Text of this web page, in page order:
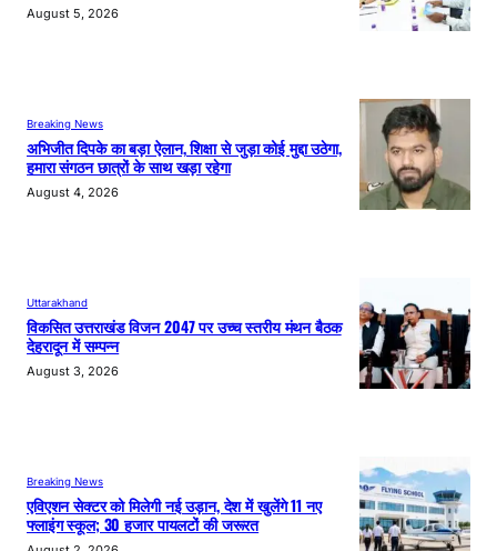
August 5, 2026
Breaking News
अभिजीत दिपके का बड़ा ऐलान, शिक्षा से जुड़ा कोई मुद्दा उठेगा,
हमारा संगठन छात्रों के साथ खड़ा रहेगा
August 4, 2026
Uttarakhand
विकसित उत्तराखंड विजन 2047 पर उच्च स्तरीय मंथन बैठक
देहरादून में सम्पन्न
August 3, 2026
Breaking News
एविएशन सेक्टर को मिलेगी नई उड़ान, देश में खुलेंगे 11 नए
फ्लाइंग स्कूल; 30 हजार पायलटों की जरूरत